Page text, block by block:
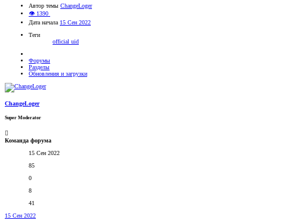
Автор темы ChangeLoger
👁 1390
Дата начала 15 Сен 2022
Теги
official uid
Форумы
Разделы
Обновления и загрузки
ChangeLoger
Super Moderator
Команда форума
15 Сен 2022
85
0
8
41
15 Сен 2022